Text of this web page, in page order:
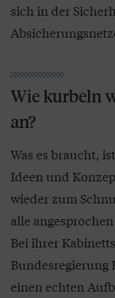
sich in der
Wie kurbeln
an?
Was es braucht,
Ideen und
wieder zum
alle
Bei ihrer
Bundesregierung
einen echten